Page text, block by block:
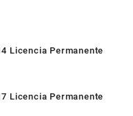
Licencia Permanente
Licencia Permanente